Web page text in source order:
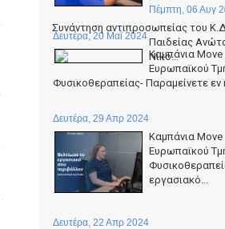
Δευτέρα, 20 Μαϊ 2024
Καμπάνια
Ευρωπαϊκού
Φυσικοθεραπείας- Παραμείνετε εν
Δευτέρα, 29 Απρ 2024
Καμπάνια
Ευρωπαϊκού
εργασιακό...
Δευτέρα, 22 Απρ 2024
Πέμπτη, 06 Αυγ
Συνάντηση αντιπροσωπείας του
Παιδείας
Νίκο...